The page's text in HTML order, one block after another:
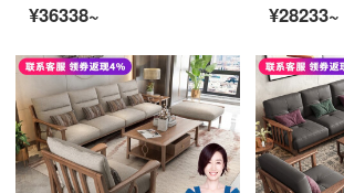
¥36338~
¥28233~